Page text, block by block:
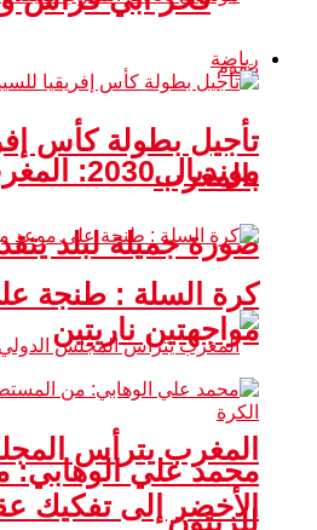
مونديال
صورة جميلة لبلد
المغرب يترأس
للزيتون
رياضة
تأجيل بطولة كأس
بالمغرب
كرة السلة : طنجة
مواجهتين ناريتين
محمد علي الوهابي:
الأخضر إلى تفكيك